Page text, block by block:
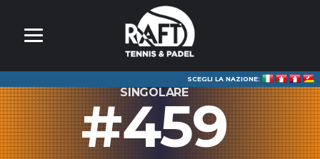
SCEGLI LA NAZIONE:
SINGOLARE
#459